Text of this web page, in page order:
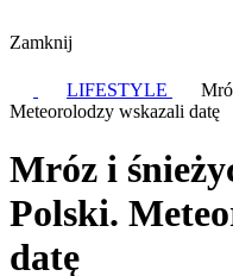
Zamknij
LIFESTYLE
Meteorolodzy wskazali datę
Mróz i
Polski.
datę